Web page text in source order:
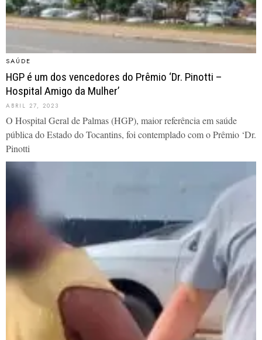
SAÚDE
HGP é um dos vencedores do Prêmio ‘Dr. Pinotti –
Hospital Amigo da Mulher’
ABRIL 27, 2023
O Hospital Geral de Palmas (HGP), maior referência em saúde
pública do Estado do Tocantins, foi contemplado com o Prêmio ‘Dr.
Pinotti